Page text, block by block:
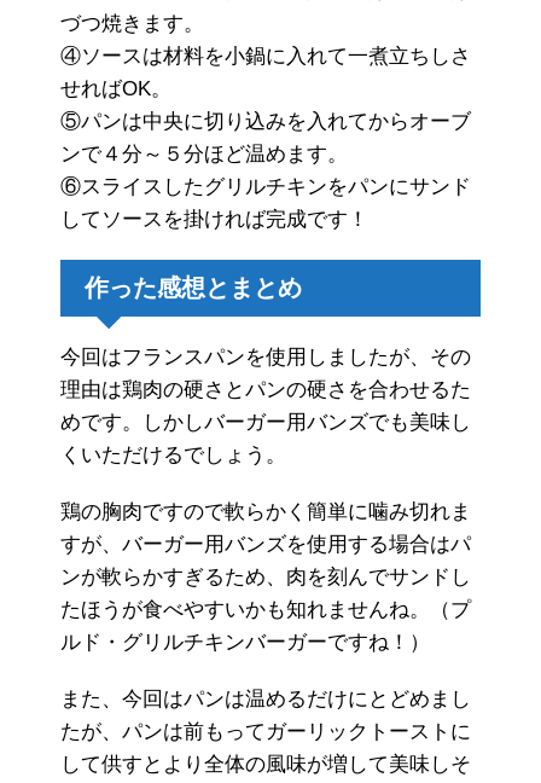
づつ焼きます。
④ソースは材料を小鍋に入れて一煮立ちしさ
せればOK。
⑤パンは中央に切り込みを入れてからオーブ
ンで４分～５分ほど温めます。
⑥スライスしたグリルチキンをパンにサンド
してソースを掛ければ完成です！
作った感想とまとめ
今回はフランスパンを使用しましたが、その
理由は鶏肉の硬さとパンの硬さを合わせるた
めです。しかしバーガー用バンズでも美味し
くいただけるでしょう。
鶏の胸肉ですので軟らかく簡単に噛み切れま
すが、バーガー用バンズを使用する場合はパ
ンが軟らかすぎるため、肉を刻んでサンドし
たほうが食べやすいかも知れませんね。（プ
ルド・グリルチキンバーガーですね！）
また、今回はパンは温めるだけにとどめまし
たが、パンは前もってガーリックトーストに
して供すとより全体の風味が増して美味しそ